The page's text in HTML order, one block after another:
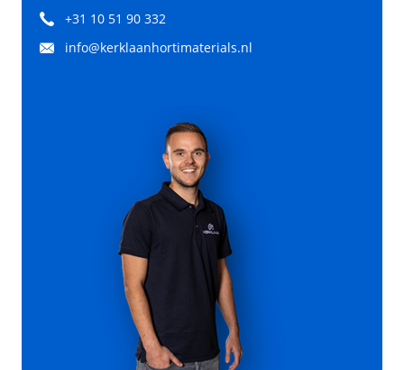
+31 10 51 90 332
info@kerklaanhortimaterials.nl